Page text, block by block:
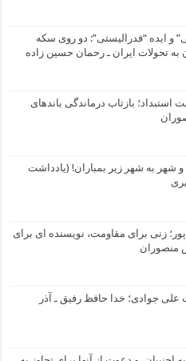
و ایده “فدرالیستی”: دو روی سکه
تحولات ایران ـ رحمان حسین زاده
بازتاب درماندگی باندهای
شهر به شهر زیر بمباران! (یادداشت
زنی برای مقاومت، نویسنده ای برای
منصوران
علی جوادی؛ خدا حافظ رفیق ـ آذر